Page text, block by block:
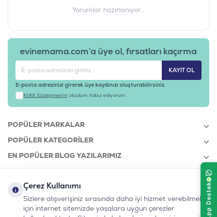
Küçük Irk / Mini
Barkod
:
3182550782203
Yorumlar hazırlanıyor...
evinemama.com’a üye ol, fırsatları kaçırma
KAYIT OL
E-posta adresinizi girerek üye kaydınızı oluşturabilirsiniz.
KVKK Sözleşmesi'ni okudum, kabul ediyorum.
POPÜLER MARKALAR
POPÜLER KATEGORILER
EN POPÜLER BLOG YAZILARIMIZ
KURUMSAL
Çerez Kullanımı
Sizlere alışverişiniz sırasında daha iyi hizmet verebilmek
için internet sitemizde yasalara uygun çerezler